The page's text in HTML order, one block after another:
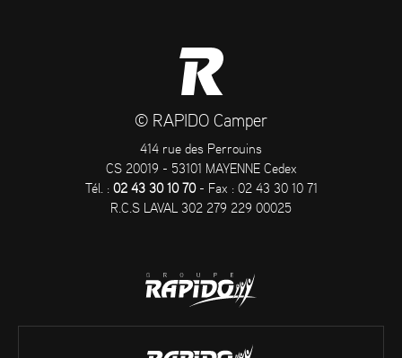
© RAPIDO Camper
414 rue des Perrouins
CS 20019 - 53101 MAYENNE Cedex
Tél. : 02 43 30 10 70- Fax : 02 43 30 10 71
R.C.S LAVAL 302 279 229 00025